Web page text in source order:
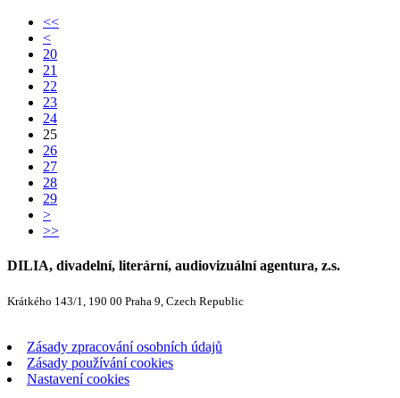
<<
<
20
21
22
23
24
25
26
27
28
29
>
>>
DILIA, divadelní, literární, audiovizuální agentura, z.s.
Krátkého 143/1, 190 00 Praha 9, Czech Republic
Zásady zpracování osobních údajů
Zásady používání cookies
Nastavení cookies